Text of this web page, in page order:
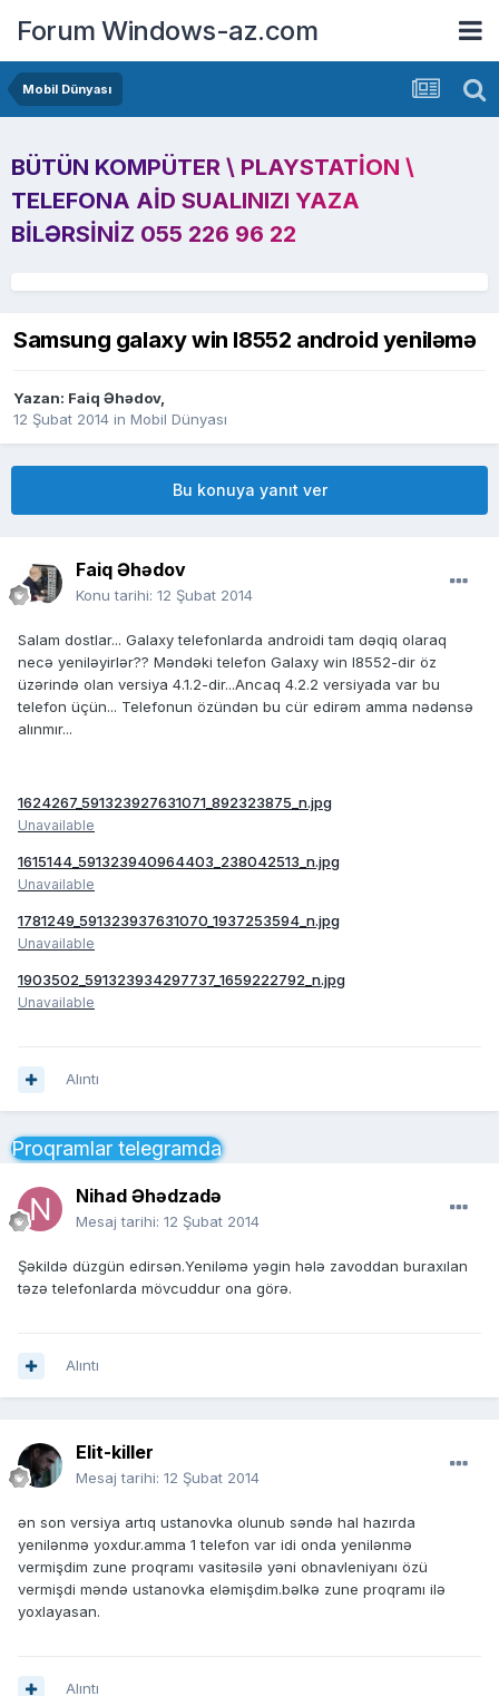
Forum Windows-az.com
Mobil Dünyası
BÜTÜN KOMPÜTER \ PLAYSTATION \
TELEFONA AID SUALINIZI YAZA
BILƏRSINIZ 055 226 96 22
Samsung galaxy win I8552 android yeniləmə
Yazan: Faiq Əhədov,
12 Şubat 2014 in Mobil Dünyası
Bu konuya yanıt ver
Faiq Əhədov
Konu tarihi: 12 Şubat 2014
Salam dostlar... Galaxy telefonlarda androidi tam dəqiq olaraq
necə yeniləyirlər?? Məndəki telefon Galaxy win I8552-dir öz
üzərində olan versiya 4.1.2-dir...Ancaq 4.2.2 versiyada var bu
telefon üçün... Telefonun özündən bu cür edirəm amma nədənsə
alınmır...
1624267_591323927631071_892323875_n.jpg
Unavailable
1615144_591323940964403_238042513_n.jpg
Unavailable
1781249_591323937631070_1937253594_n.jpg
Unavailable
1903502_591323934297737_1659222792_n.jpg
Unavailable
Alıntı
Proqramlar telegramda
Nihad Əhədzadə
Mesaj tarihi: 12 Şubat 2014
Şəkildə düzgün edirsən.Yeniləmə yəgin hələ zavoddan buraxılan
təzə telefonlarda mövcuddur ona görə.
Alıntı
Elit-killer
Mesaj tarihi: 12 Şubat 2014
ən son versiya artıq ustanovka olunub səndə hal hazırda
yenilənmə yoxdur.amma 1 telefon var idi onda yenilənmə
vermişdim zune proqramı vasitəsilə yəni obnavleniyanı özü
vermişdi məndə ustanovka eləmişdim.bəlkə zune proqramı ilə
yoxlayasan.
Alıntı